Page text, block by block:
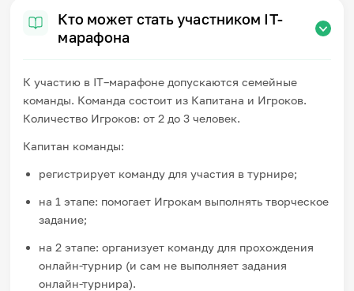
Кто может стать участником IT-
марафона
К участию в IT–марафоне допускаются семейные
команды. Команда состоит из Капитана и Игроков.
Количество Игроков: от 2 до 3 человек.
Капитан команды:
регистрирует команду для участия в турнире;
на 1 этапе: помогает Игрокам выполнять творческое
задание;
на 2 этапе: организует команду для прохождения
онлайн-турнир (и сам не выполняет задания
онлайн-турнира).